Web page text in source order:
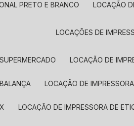
PRETO E BRANCO LOCAÇÃO
LOCAÇÕES DE
LOCAÇÃO DE
LOCAÇÃO DE
LOCAÇÃO DE IMPRESSORA DE